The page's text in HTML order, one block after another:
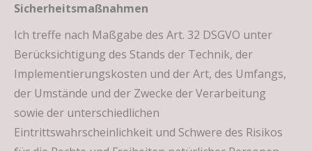
Sicherheitsmaßnahmen
Ich treffe nach Maßgabe des Art. 32 DSGVO unter
Berücksichtigung des Stands der Technik, der
Implementierungskosten und der Art, des Umfangs,
der Umstände und der Zwecke der Verarbeitung
sowie der unterschiedlichen
Eintrittswahrscheinlichkeit und Schwere des Risikos